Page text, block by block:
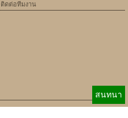
ติดต่อทีมงาน
สนทนา